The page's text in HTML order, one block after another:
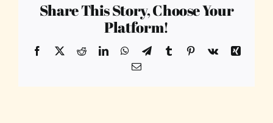
Share This Story, Choose Your
Platform!
Facebook
X RedditLinkedInWhatsApp
TelegramTumblr Pinterest
Vk
Xing
Email